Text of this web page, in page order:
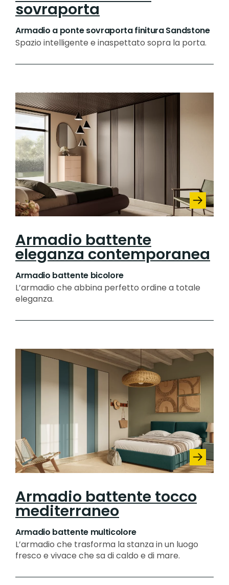
sovraporta
Armadio a ponte sovraporta finitura Sandstone
Spazio intelligente e inaspettato sopra la porta.
Armadio battente
eleganza contemporanea
Armadio battente bicolore
L’armadio che abbina perfetto ordine a totale
eleganza.
Armadio battente tocco
mediterraneo
Armadio battente multicolore
L’armadio che trasforma la stanza in un luogo
fresco e vivace che sa di caldo e di mare.